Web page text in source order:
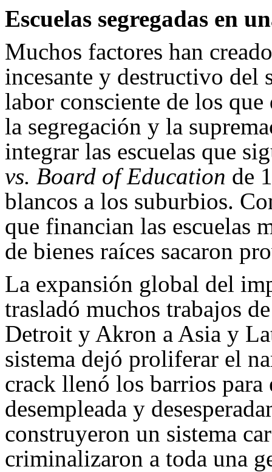
Escuelas segregadas en
Muchos factores han
incesante y destructivo del
labor consciente de los
la segregación y la
integrar las escuelas que
vs. Board of Education de
blancos a los suburbios.
que financian las escuelas
de bienes raíces sacaron
La expansión global del
trasladó muchos trabajos
Detroit y Akron a Asia y
sistema dejó proliferar el
crack llenó los barrios
desempleada y
construyeron un sistema
criminalizaron a toda una